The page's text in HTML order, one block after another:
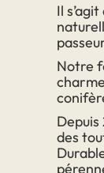
Il
Notre
Depuis
des